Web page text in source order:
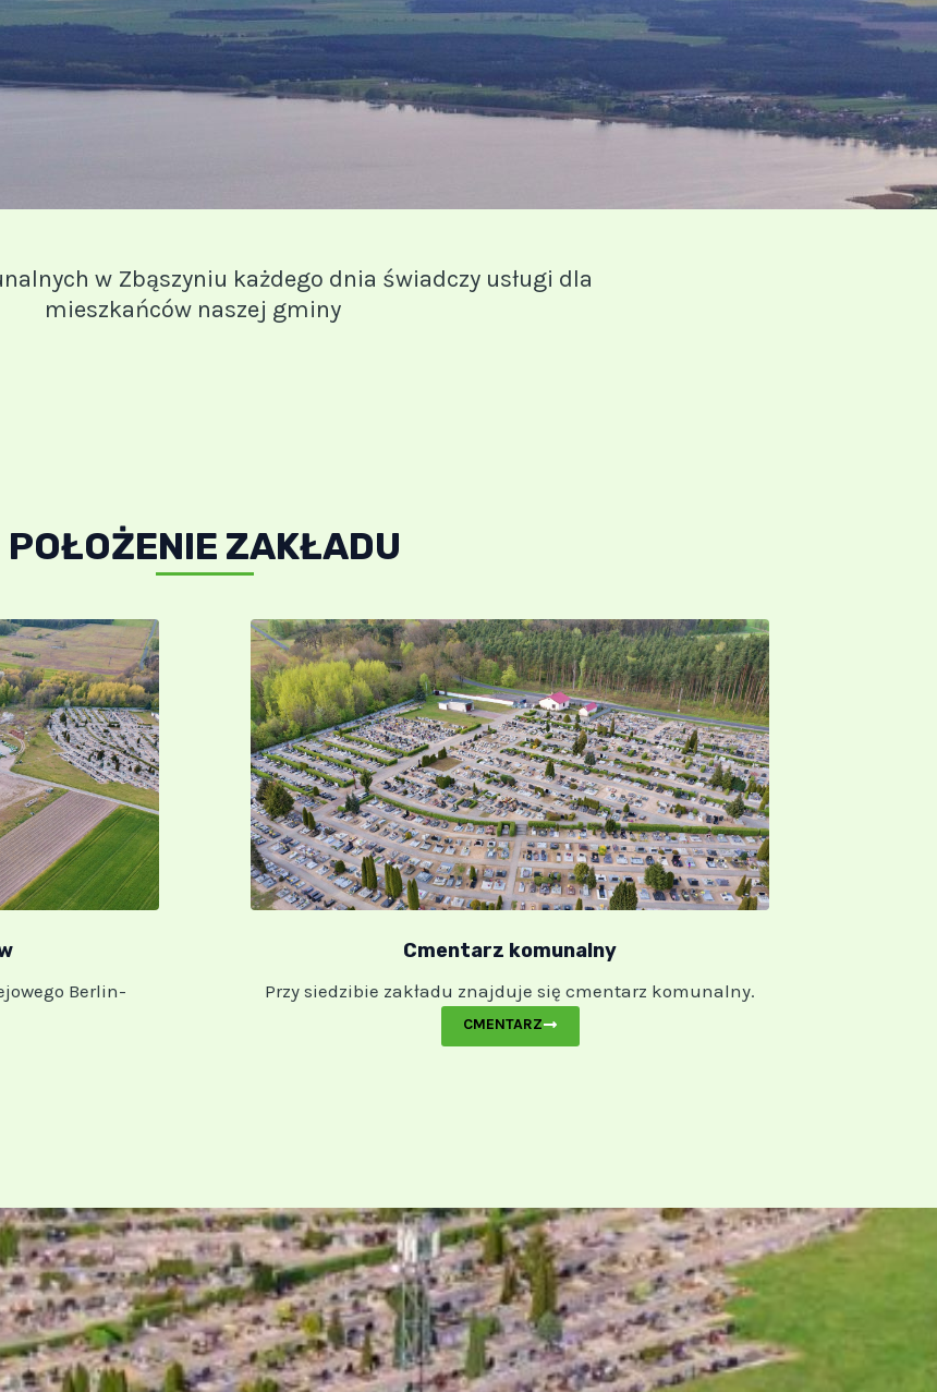
w Zbąszyniu każdego dnia świadczy usługi dla
mieszkańców naszej gminy
POŁOŻENIE ZAKŁADU
Berlin-
Cmentarz komunalny
Przy siedzibie zakładu znajduje się cmentarz komunalny.
CMENTARZ